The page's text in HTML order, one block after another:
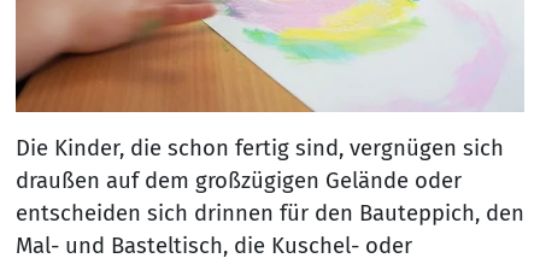
Die Kinder, die schon fertig sind, vergnügen sich
draußen auf dem großzügigen Gelände oder
entscheiden sich drinnen für den Bauteppich, den
Mal- und Basteltisch, die Kuschel- oder